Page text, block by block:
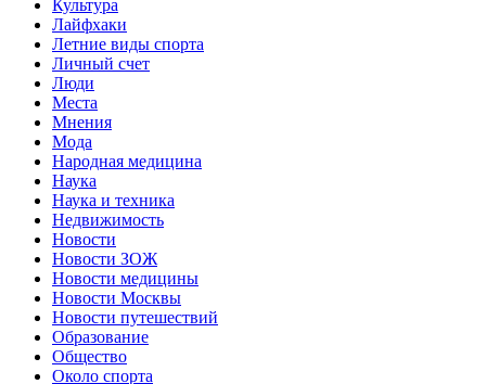
Культура
Лайфхаки
Летние виды спорта
Личный счет
Люди
Места
Мнения
Мода
Народная медицина
Наука
Наука и техника
Недвижимость
Новости
Новости ЗОЖ
Новости медицины
Новости Москвы
Новости путешествий
Образование
Общество
Около спорта